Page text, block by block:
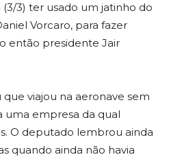
3) ter usado um jatinho do
Vorcaro, para fazer
então presidente Jair
viajou na aeronave sem
uma empresa da qual
O deputado lembrou ainda
quando ainda não havia